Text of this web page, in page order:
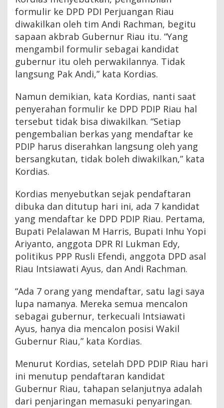
formulir ke DPD PDI Perjuangan Riau
diwakilkan oleh tim Andi Rachman, begitu
sapaan akbrab Gubernur Riau itu. “Yang
mengambil formulir sebagai kandidat
gubernur itu oleh perwakilannya. Tidak
langsung Pak Andi,” kata Kordias.
Namun demikian, kata Kordias, nanti saat
penyerahan formulir ke DPD PDIP Riau hal
tersebut tidak bisa diwakilkan. “Setiap
pengembalian berkas yang mendaftar ke
PDIP harus diserahkan langsung oleh yang
bersangkutan, tidak boleh diwakilkan,” kata
Kordias.
Kordias menyebutkan sejak pendaftaran
dibuka dan ditutup hari ini, ada 7 kandidat
yang mendaftar ke DPD PDIP Riau. Pertama,
Bupati Pelalawan M Harris, Bupati Inhu Yopi
Ariyanto, anggota DPR RI Lukman Edy,
politikus PPP Rusli Efendi, anggota DPD asal
Riau Intsiawati Ayus, dan Andi Rachman.
“Ada 7 orang yang mendaftar, satu lagi saya
lupa namanya. Mereka semua mencalon
sebagai gubernur, terkecuali Intsiawati
Ayus, hanya dia mencalon posisi Wakil
Gubernur Riau,” kata Kordias.
Menurut Kordias, setelah DPD PDIP Riau hari
ini menutup pendaftaran kandidat
Gubernur Riau, tahapan selanjutnya adalah
dari penjaringan memasuki penyaringan.